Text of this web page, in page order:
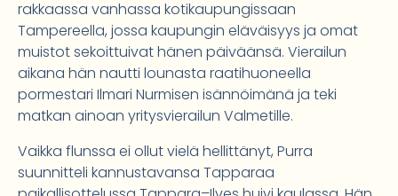
rakkaassa vanhassa kotikaupungissaan
Tampereella, jossa kaupungin eläväisyys ja omat
muistot sekoittuivat hänen päiväänsä. Vierailun
aikana hän nautti lounasta raatihuoneella
pormestari Ilmari Nurmisen isännöimänä ja teki
matkan ainoan yritysvierailun Valmetille.
Vaikka flunssa ei ollut vielä hellittänyt, Purra
suunnitteli kannustavansa Tapparaa